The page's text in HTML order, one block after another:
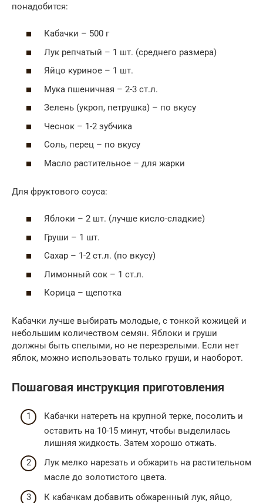
понадобится:
Кабачки – 500 г
Лук репчатый – 1 шт. (среднего размера)
Яйцо куриное – 1 шт.
Мука пшеничная – 2-3 ст.л.
Зелень (укроп, петрушка) – по вкусу
Чеснок – 1-2 зубчика
Соль, перец – по вкусу
Масло растительное – для жарки
Для фруктового соуса:
Яблоки – 2 шт. (лучше кисло-сладкие)
Груши – 1 шт.
Сахар – 1-2 ст.л. (по вкусу)
Лимонный сок – 1 ст.л.
Корица – щепотка
Кабачки лучше выбирать молодые, с тонкой кожицей и
небольшим количеством семян. Яблоки и груши
должны быть спелыми, но не перезрелыми. Если нет
яблок, можно использовать только груши, и наоборот.
Пошаговая инструкция приготовления
Кабачки натереть на крупной терке, посолить и
оставить на 10-15 минут, чтобы выделилась
лишняя жидкость. Затем хорошо отжать.
Лук мелко нарезать и обжарить на растительном
масле до золотистого цвета.
К кабачкам добавить обжаренный лук, яйцо,